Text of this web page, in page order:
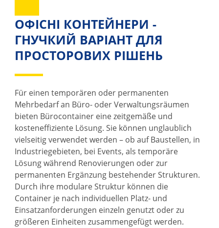
ОФІСНІ КОНТЕЙНЕРИ -
ГНУЧКИЙ ВАРІАНТ ДЛЯ
ПРОСТОРОВИХ РІШЕНЬ
Für einen temporären oder permanenten
Mehrbedarf an Büro- oder Verwaltungsräumen
bieten Bürocontainer eine zeitgemäße und
kosteneffiziente Lösung. Sie können unglaublich
vielseitig verwendet werden – ob auf Baustellen, in
Industriegebieten, bei Events, als temporäre
Lösung während Renovierungen oder zur
permanenten Ergänzung bestehender Strukturen.
Durch ihre modulare Struktur können die
Container je nach individuellen Platz- und
Einsatzanforderungen einzeln genutzt oder zu
größeren Einheiten zusammengefügt werden.